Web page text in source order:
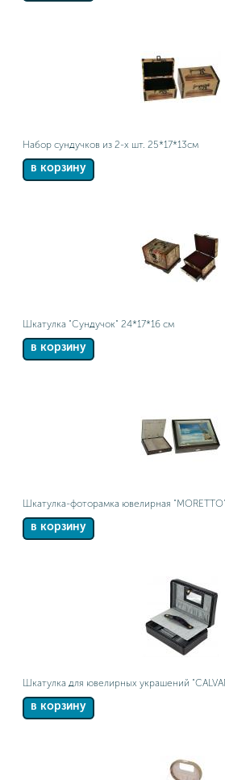
Набор сундучков из 2-х шт. 25*17*13см
в корзину
Шкатулка "Сундучок" 24*17*16 см
в корзину
Шкатулка-фоторамка ювелирная
в корзину
Шкатулка для ювелирных украшений
в корзину